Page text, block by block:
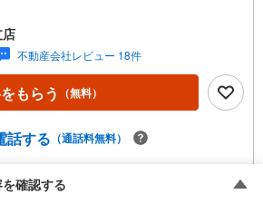
屋裏収納*物の出し入れラクラク〇お子様の
躍のタタミコーナー *ベビーカーもスッキリ
！*ライフインフォメーション *・小野小学
床中学校:徒歩49分とみや杜の橋こども園:徒
リーマート 宮城大和杜のまち店:徒歩12分ヤ
ち店:徒歩16分*購入サポート情報 *・お客様の
無料）既存ローンがある方や借入金額の目安
不動産会社レビュー 18件
もらう （無料）
話する （通話料無料）
確認する